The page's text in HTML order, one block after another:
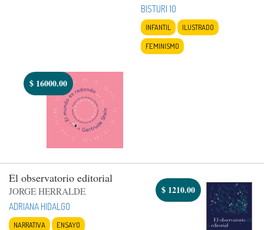
BISTURI 10
INFANTIL
ILUSTRADO
FEMINISMO
$ 16000.00
El observatorio editorial
JORGE HERRALDE
ADRIANA HIDALGO
NARRATIVA ENSAYO
$ 1210.00